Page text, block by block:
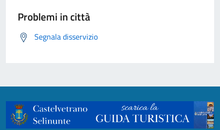
Problemi in città
Segnala disservizio